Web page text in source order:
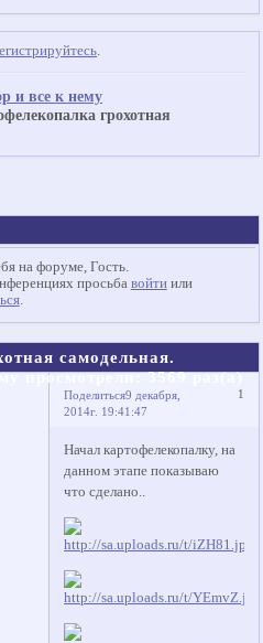
.
и все к нему
грохотная
на форуме, Гость.
просьба войтиили
.
самодельная.
просмотрели:3569раз(а)
Поделиться 1
9 декабря,
2014г. 19:41:47
Начал картофелекопалку, на
данном этапе показываю
что сделано..